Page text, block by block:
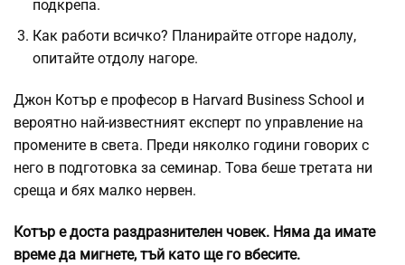
подкрепа.
Как работи всичко? Планирайте отгоре надолу,
опитайте отдолу нагоре.
Джон Котър е професор в Harvard Business School и
вероятно най-известният експерт по управление на
промените в света. Преди няколко години говорих с
него в подготовка за семинар. Това беше третата ни
среща и бях малко нервен.
Котър е доста раздразнителен човек. Няма да имате
време да мигнете, тъй като ще го вбесите.